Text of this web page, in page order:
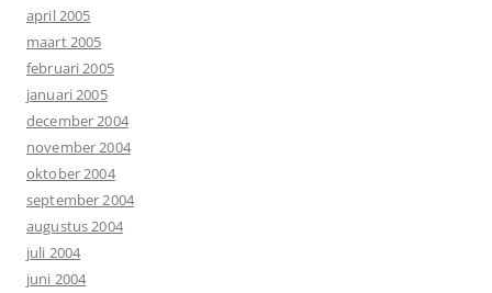
april 2005
maart 2005
februari 2005
januari 2005
december 2004
november 2004
oktober 2004
september 2004
augustus 2004
juli 2004
juni 2004